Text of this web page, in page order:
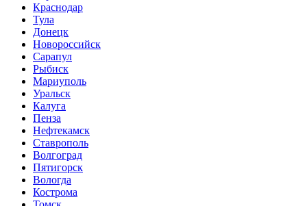
Краснодар
Тула
Донецк
Новороссийск
Сарапул
Рыбиск
Мариуполь
Уральск
Калуга
Пенза
Нефтекамск
Ставрополь
Волгоград
Пятигорск
Вологда
Кострома